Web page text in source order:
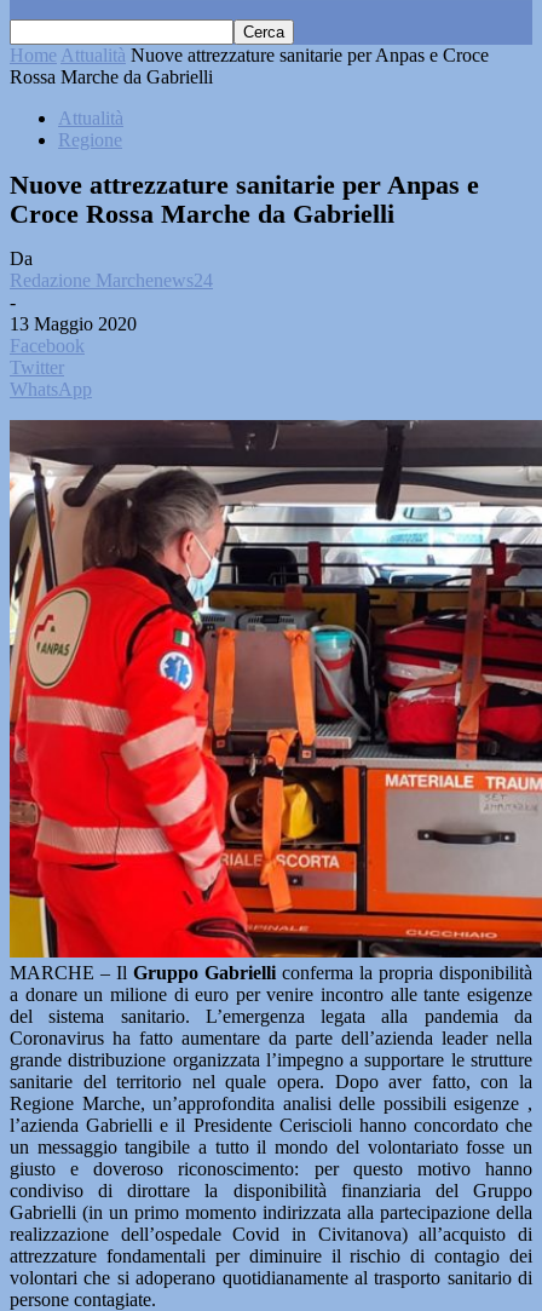
Home Attualità Nuove attrezzature sanitarie per Anpas e Croce
Rossa Marche da Gabrielli
Attualità
Regione
Nuove attrezzature sanitarie per Anpas e
Croce Rossa Marche da Gabrielli
Da
Redazione Marchenews24
-
13 Maggio 2020
Facebook
Twitter
WhatsApp
MARCHE – Il Gruppo Gabrielli conferma la propria disponibilità
a donare un milione di euro per venire incontro alle tante esigenze
del sistema sanitario. L’emergenza legata alla pandemia da
Coronavirus ha fatto aumentare da parte dell’azienda leader nella
grande distribuzione organizzata l’impegno a supportare le strutture
sanitarie del territorio nel quale opera. Dopo aver fatto, con la
Regione Marche, un’approfondita analisi delle possibili esigenze ,
l’azienda Gabrielli e il Presidente Ceriscioli hanno concordato che
un messaggio tangibile a tutto il mondo del volontariato fosse un
giusto e doveroso riconoscimento: per questo motivo hanno
condiviso di dirottare la disponibilità finanziaria del Gruppo
Gabrielli (in un primo momento indirizzata alla partecipazione della
realizzazione dell’ospedale Covid in Civitanova) all’acquisto di
attrezzature fondamentali per diminuire il rischio di contagio dei
volontari che si adoperano quotidianamente al trasporto sanitario di
persone contagiate.